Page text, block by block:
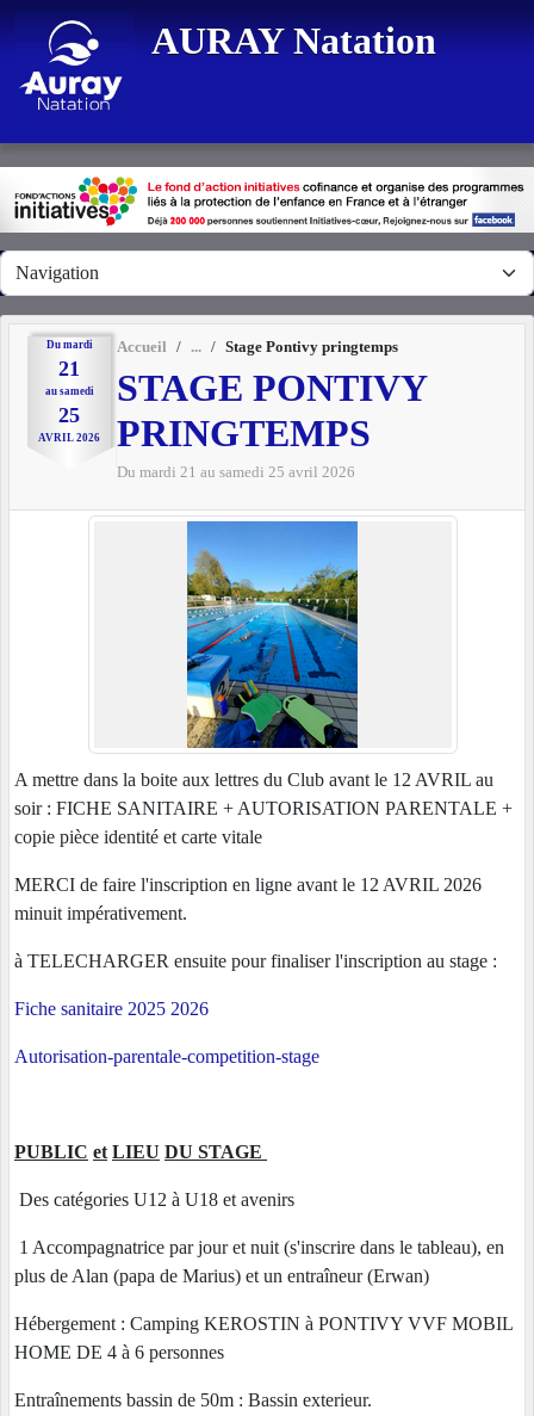
AURAY Natation
Du mardi
21
au samedi
25
AVRIL 2026
Accueil Stage Pontivy pringtemps
STAGE PONTIVY
PRINGTEMPS
Du mardi 21 au samedi 25 avril 2026
A mettre dans la boite aux lettres du Club avant le 12 AVRIL au
soir : FICHE SANITAIRE + AUTORISATION PARENTALE +
copie pièce identité et carte vitale
MERCI de faire l'inscription en ligne avant le 12 AVRIL 2026
minuit impérativement.
à TELECHARGER ensuite pour finaliser l'inscription au stage :
Fiche sanitaire 2025 2026
Autorisation-parentale-competition-stage
PUBLIC et LIEU DU STAGE
Des catégories U12 à U18 et avenirs
1 Accompagnatrice par jour et nuit (s'inscrire dans le tableau), en
plus de Alan (papa de Marius) et un entraîneur (Erwan)
Hébergement : Camping KEROSTIN à PONTIVY VVF MOBIL
HOME DE 4 à 6 personnes
Entraînements bassin de 50m : Bassin exterieur.
Panneau de gestion des cookies